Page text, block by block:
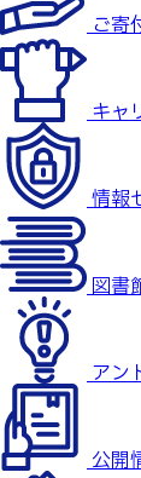
ご寄
キャ
情報
図書
アン
公開